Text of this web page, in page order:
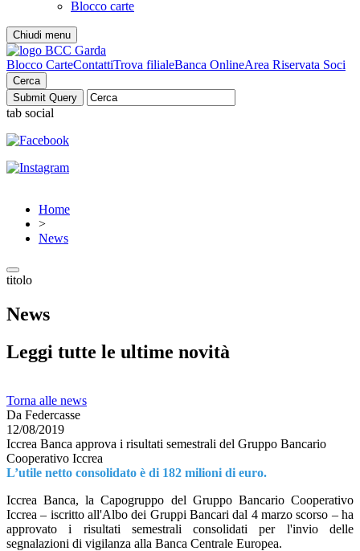
Blocco carte
Chiudi menu
Blocco CarteContattiTrova filialeBanca OnlineArea Riservata Soci
Cerca
tab social
Home
>
News
titolo
News
Leggi tutte le ultime novità
Torna alle news
Da Federcasse
12/08/2019
Iccrea Banca approva i risultati semestrali del Gruppo Bancario
Cooperativo Iccrea
L’utile netto consolidato è di 182 milioni di euro.
Iccrea Banca, la Capogruppo del Gruppo Bancario Cooperativo
Iccrea – iscritto all'Albo dei Gruppi Bancari dal 4 marzo scorso – ha
approvato i risultati semestrali consolidati per l'invio delle
segnalazioni di vigilanza alla Banca Centrale Europea.